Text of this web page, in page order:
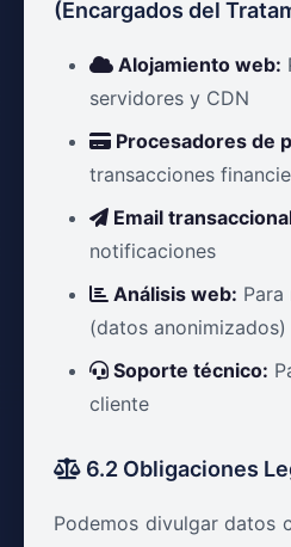
(Encargados del
Alojamiento web:
servidores y CDN
Procesadores de
transacciones
Email
notificaciones
Análisis web:
(datos anonimizados)
Soporte técnico:
cliente
6.2 Obligaciones
Podemos divulgar datos